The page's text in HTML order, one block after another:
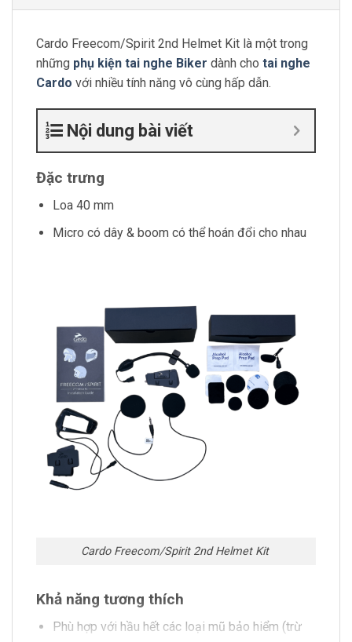
Cardo Freecom/Spirit 2nd Helmet Kit là một trong
những phụ kiện tai nghe Biker dành cho tai nghe
Cardo với nhiều tính năng vô cùng hấp dẫn.
Nội dung bài viết
Đặc trưng
Loa 40 mm
Micro có dây & boom có ​​thể hoán đổi cho nhau
Cardo Freecom/Spirit 2nd Helmet Kit
Khả năng tương thích
Phù hợp với hầu hết các loại mũ bảo hiểm (trừ